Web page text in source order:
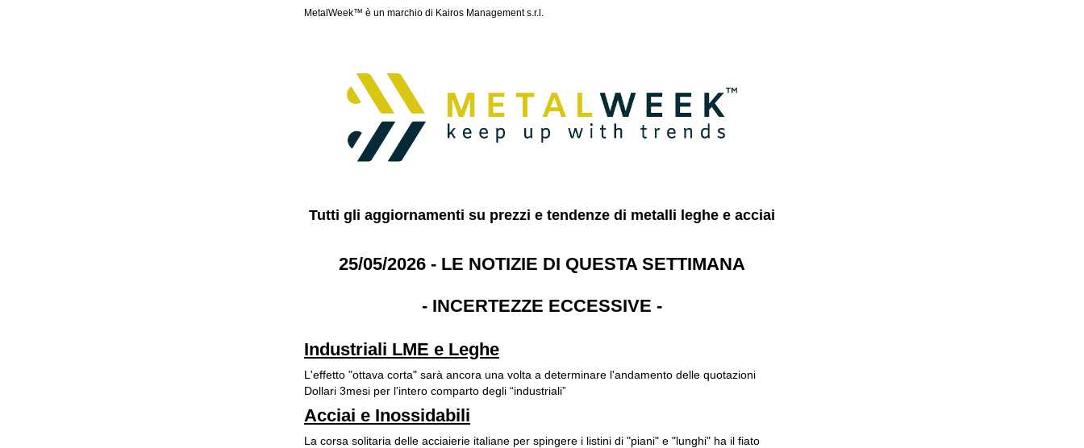
MetalWeek™ è un marchio di Kairos Management s.r.l.
Tutti gli aggiornamenti su prezzi e tendenze di metalli leghe e acciai
25/05/2026 - LE NOTIZIE DI QUESTA SETTIMANA
- INCERTEZZE ECCESSIVE -
Industriali LME e Leghe
L'effetto "ottava corta" sarà ancora una volta a determinare l'andamento delle quotazioni
Dollari 3mesi per l'intero comparto degli “industriali”
Acciai e Inossidabili
La corsa solitaria delle acciaierie italiane per spingere i listini di "piani" e "lunghi" ha il fiato